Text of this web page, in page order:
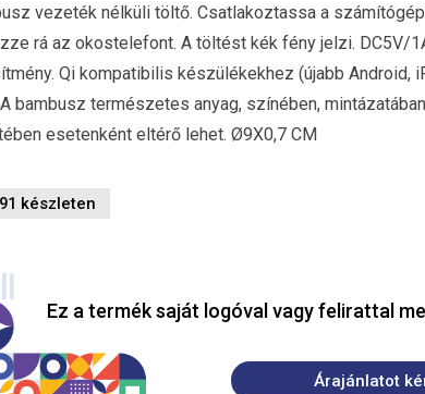
vezeték nélküli töltő. Csatlakoztassa a
rá az okostelefont. A töltést kék fény jelzi. DC5V/
Qi kompatibilis készülékekhez (újabb Android,
bambusz természetes anyag, színében,
esetenként eltérő lehet. Ø9X0,7 CM
készleten
Ez a termék saját logóval vagy felirattal
Árajánlatot